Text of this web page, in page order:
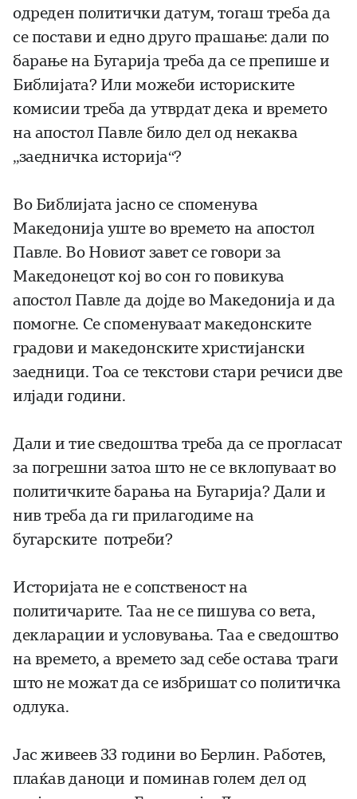
одреден политички датум, тогаш треба да
се постави и едно друго прашање: дали по
барање на Бугарија треба да се препише и
Библијата? Или можеби историските
комисии треба да утврдат дека и времето
на апостол Павле било дел од некаква
„заедничка историја“?
Во Библијата јасно се споменува
Македонија уште во времето на апостол
Павле. Во Новиот завет се говори за
Македонецот кој во сон го повикува
апостол Павле да дојде во Македонија и да
помогне. Се споменуваат македонските
градови и македонските христијански
заедници. Тоа се текстови стари речиси две
илјади години.
Дали и тие сведоштва треба да се прогласат
за погрешни затоа што не се вклопуваат во
политичките барања на Бугарија? Дали и
нив треба да ги прилагодиме на
бугарските потреби?
Историјата не е сопственост на
политичарите. Таа не се пишува со вета,
декларации и условувања. Таа е сведоштво
на времето, а времето зад себе остава траги
што не можат да се избришат со политичка
одлука.
Јас живеев 33 години во Берлин. Работев,
плаќав даноци и поминав голем дел од